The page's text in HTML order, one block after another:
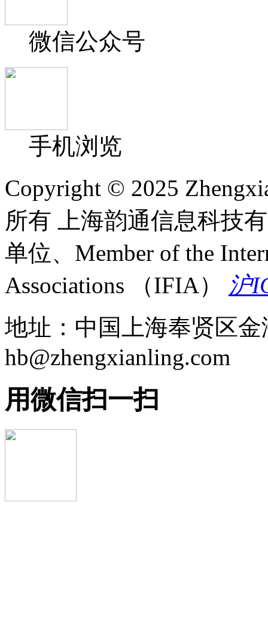
微信公众号
手机浏览
Copyright © 2025
所有 上海韵通信息科技
单位、Member of the
Associations （IFIA） 沪
地址：中国上海奉贤区
hb@zhengxianling.com
用微信扫一扫